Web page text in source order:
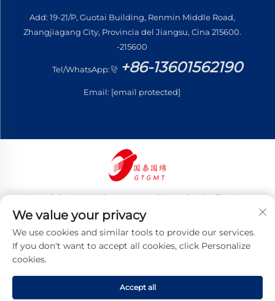
Add: 19-21/P, Guotai Building, Renmin Middle Road,
Zhangjiagang City, Provincia del Jiangsu, Cina 215600.
-215600
Tel/WhatsApp: +86-13601562190
Email: [email protected]
Copyright © 2026 Jiangsu Guotai Guomian Trading Co.,
Ltd. Tutti i diritti riservati
Informativa sulla privacy
We value your privacy
We use cookies and similar tools to provide our services.
If you don't want to accept all cookies, click Personalize
cookies.
Accept all